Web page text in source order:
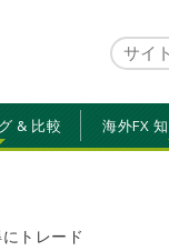
& 比較 海外FX
トレード